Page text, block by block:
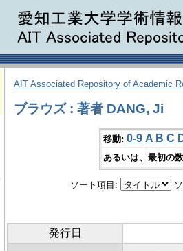
AIT Associated Repository of Academic
ブラウズ : 著者 DANG, Ji
移動: 0-9 A B C
あるいは、最初の
ソート項目:
発行日